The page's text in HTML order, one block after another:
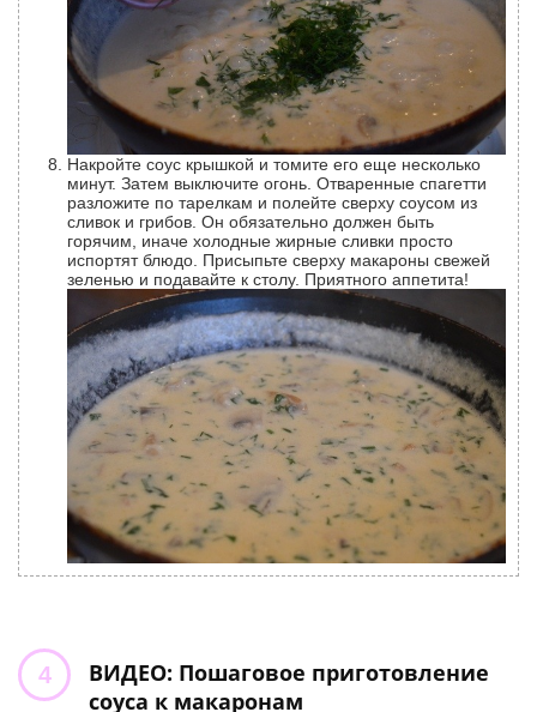
Накройте соус крышкой и томите его еще несколько
минут. Затем выключите огонь. Отваренные спагетти
разложите по тарелкам и полейте сверху соусом из
сливок и грибов. Он обязательно должен быть
горячим, иначе холодные жирные сливки просто
испортят блюдо. Присыпьте сверху макароны свежей
зеленью и подавайте к столу. Приятного аппетита!
ВИДЕО: Пошаговое приготовление
соуса к макаронам